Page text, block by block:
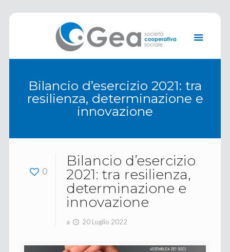
Bilancio d’esercizio 2021: tra
resilienza, determinazione e
innovazione
0
Bilancio d’esercizio
2021: tra resilienza,
determinazione e
innovazione
a 20 Luglio 2022